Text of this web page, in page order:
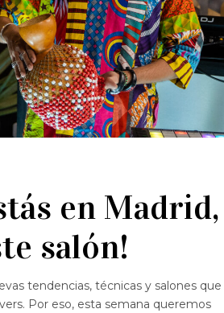
en Madrid,
salón!
tendencias, técnicas y salones que
Por eso, esta semana queremos